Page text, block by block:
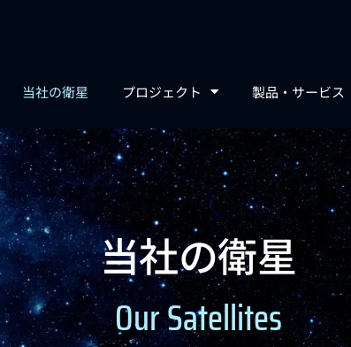
当社の衛星 プロジェクト 製品・サービス
当社の衛星
Our Satellites